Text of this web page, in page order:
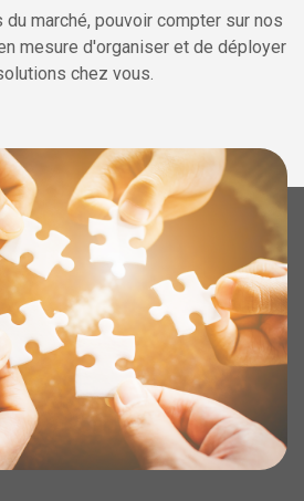
marché, pouvoir compter sur nos
mesure d'organiser et de déployer
chez vous.